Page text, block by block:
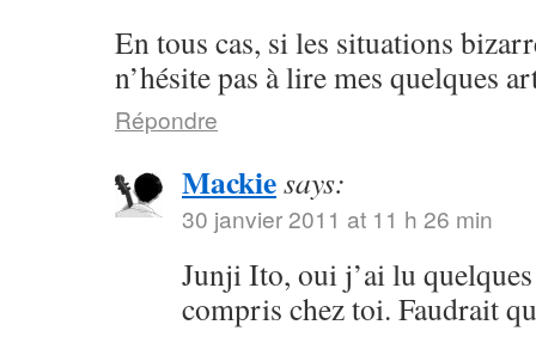
En tous cas, si les situations
n’hésite pas à lire mes quelques
Répondre
Mackiesays:
30 janvier 2011 at 11 h 26 min
Junji Ito, oui j’ai lu
compris chez toi. Faudrait